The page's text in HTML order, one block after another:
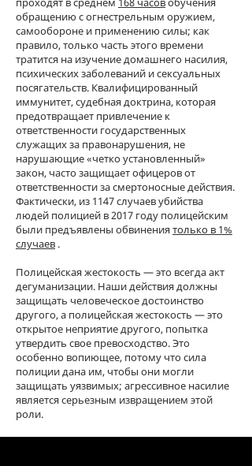
обращению с огнестрельным оружием,
самообороне и применению силы; как
правило, только часть этого времени
тратится на изучение домашнего насилия,
психических заболеваний и сексуальных
посягательств. Квалифицированный
иммунитет, судебная доктрина, которая
предотвращает привлечение к
ответственности государственных
служащих за правонарушения, не
нарушающие «четко установленный»
закон, часто защищает офицеров от
ответственности за смертоносные действия.
Фактически, из 1147 случаев убийства
людей полицией в 2017 году полицейским
были предъявлены обвинениятолько в 1%
случаев .
Полицейская жестокость — это всегда акт
дегуманизации. Наши действия должны
защищать человеческое достоинство
другого, а полицейская жестокость — это
открытое неприятие другого, попытка
утвердить свое превосходство. Это
особенно вопиющее, потому что сила
полиции дана им, чтобы они могли
защищать уязвимых; агрессивное насилие
является серьезным извращением этой
роли.